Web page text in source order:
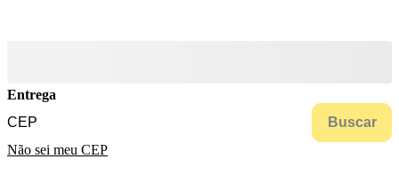
Entrega
Buscar
Não sei meu CEP